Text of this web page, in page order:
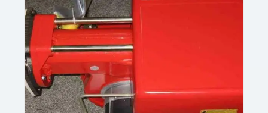
Details